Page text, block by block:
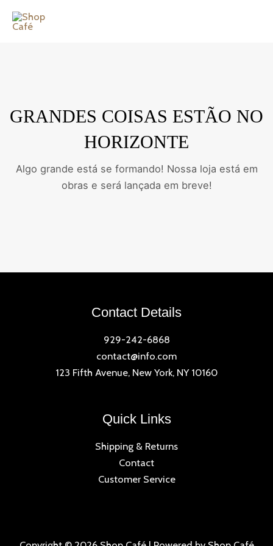
para
GRANDES COISAS ESTÃO NO
HORIZONTE
Algo grande está se formando! Nossa loja está em
obras e será lançada em breve!
Contact Details
929-242-6868
contact@info.com
123 Fifth Avenue, New York, NY 10160
Quick Links
Shipping & Returns
Contact
Customer Service